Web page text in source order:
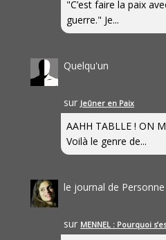
"C’est faire la paix
guerre." Je...
Quelqu'un
sur Jeûner en Paix
AAHH TABLLE ! ON
Voilà le genre de...
le journal de Personne
sur MENNEL : Pourquoi